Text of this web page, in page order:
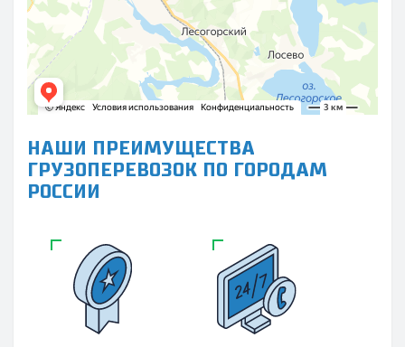
НАШИ ПРЕИМУЩЕСТВА
ГРУЗОПЕРЕВОЗОК ПО ГОРОДАМ
РОССИИ